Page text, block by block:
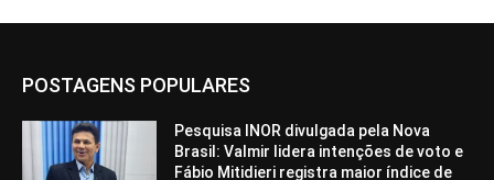
POSTAGENS POPULARES
Pesquisa INOR divulgada pela Nova
Brasil: Valmir lidera intenções de voto e
Fábio Mitidieri registra maior índice de